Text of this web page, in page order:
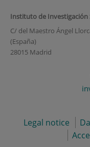
Instituto de Investigación
C/ del Maestro Ángel
(España)
28015 Madrid
Legal notice